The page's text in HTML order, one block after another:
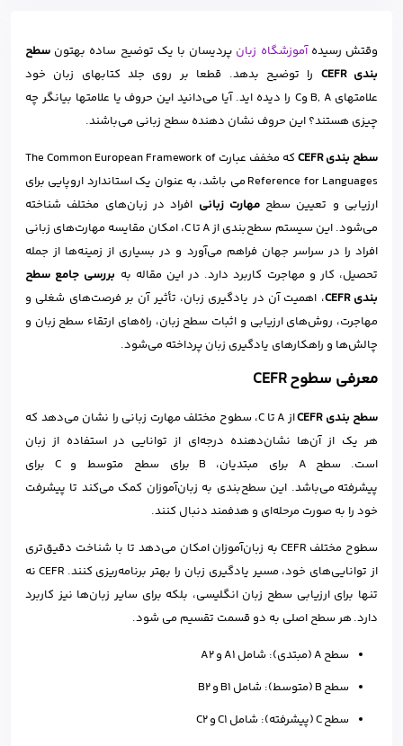
وقتش رسیدهآموزشگاه زبان پردیسان با یک توضیح ساده بهتون سطح
بندی CEFR
را توضیح بدهد. قطعا بر روی جلد کتابهای زبان خود
علامتهای B, A وC را دیده اید. آیا می‌دانید این حروف یا علامتها بیانگر چه
چیزی هستند؟ این حروف نشان دهنده سطح زبانی می‌باشند.
سطح بندی CEFR
که مخفف عبارت The Common European Framework of
Reference for Languages می باشد، به عنوان یک استاندارد اروپایی برای
ارزیابی و تعیین سطحمهارت زبانی افراد در زبان‌های مختلف شناخته
می‌شود. این سیستم سطح‌بندی از A تا C، امکان مقایسه مهارت‌های زبانی
افراد را در سراسر جهان فراهم می‌آورد و در بسیاری از زمینه‌ها از جمله
تحصیل، کار و مهاجرت کاربرد دارد. در این مقاله به بررسی جامع سطح
بندی CEFR
، اهمیت آن در یادگیری زبان، تأثیر آن بر فرصت‌های شغلی و
مهاجرت، روش‌های ارزیابی و اثبات سطح زبان، راه‌های ارتقاء سطح زبان و
چالش‌ها و راهکارهای یادگیری زبان پرداخته می‌شود.
معرفی سطوح
سطح‌ بندی CEFR
از A تا C، سطوح مختلف مهارت زبانی را نشان می‌دهد که
هر یک از آن‌ها نشان‌دهنده درجه‌ای از توانایی در استفاده از زبان
است. سطح A برای مبتدیان، B برای سطح متوسط و C برای
پیشرفته می‌باشد. این سطح‌بندی به زبان‌آموزان کمک می‌کند تا پیشرفت
خود را به صورت مرحله‌ای و هدفمند دنبال کنند.
سطوح مختلف CEFR به زبان‌آموزان امکان می‌دهد تا با شناخت دقیق‌تری
از توانایی‌های خود، مسیر یادگیری زبان را بهتر برنامه‌ریزی کنند. CEFR نه
تنها برای ارزیابی سطح زبان انگلیسی، بلکه برای سایر زبان‌ها نیز کاربرد
دارد. هر سطح اصلی به دو قسمت تقسیم می شود.
سطح A (مبتدی): شامل A1 و A2
سطح B (متوسط): شامل B1 و B2
سطح C (پیشرفته): شامل C1 و C2